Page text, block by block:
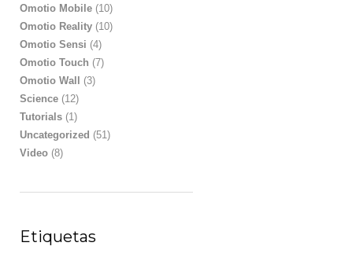
Omotio Mobile (10)
Omotio Reality (10)
Omotio Sensi (4)
Omotio Touch (7)
Omotio Wall
(3)
Science (12)
Tutorials (1)
Uncategorized (51)
Video (8)
Etiquetas